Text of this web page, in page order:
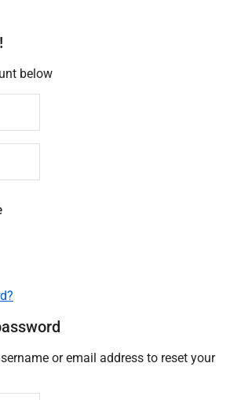
below
or email address to reset your